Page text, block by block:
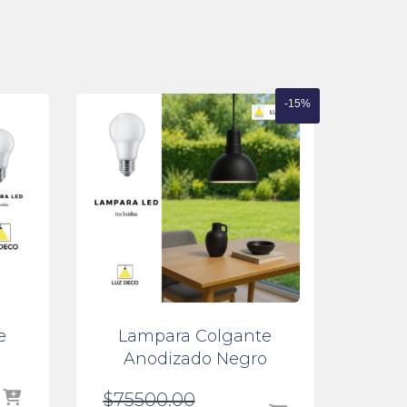
-15%
Lampara Colgante
Anodizado Negro
$75500.00El